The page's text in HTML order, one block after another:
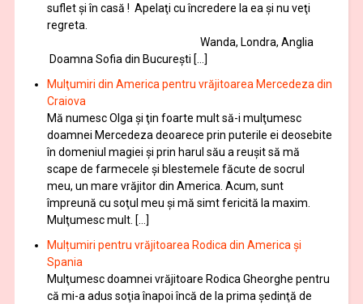
suflet și în casă ! Apelaţi cu încredere la ea şi nu veţi
regreta.
Wanda, Londra, Anglia
Doamna Sofia din București […]
Mulţumiri din America pentru vrăjitoarea Mercedeza din
Craiova
Mă numesc Olga şi ţin foarte mult să-i mulţumesc
doamnei Mercedeza deoarece prin puterile ei deosebite
în domeniul magiei şi prin harul său a reuşit să mă
scape de farmecele şi blestemele făcute de socrul
meu, un mare vrăjitor din America. Acum, sunt
împreună cu soţul meu şi mă simt fericită la maxim.
Mulţumesc mult. […]
Mulțumiri pentru vrăjitoarea Rodica din America și
Spania
Mulţumesc doamnei vrăjitoare Rodica Gheorghe pentru
că mi-a adus soţia înapoi încă de la prima şedinţă de